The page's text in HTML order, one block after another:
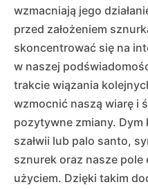
wzmacniają jego
przed założeniem
skoncentrować się na
w naszej
trakcie wiązania
wzmocnić naszą wiarę i
pozytywne zmiany. Dym
szałwii lub palo santo,
sznurek oraz nasze
użyciem. Dzięki takim